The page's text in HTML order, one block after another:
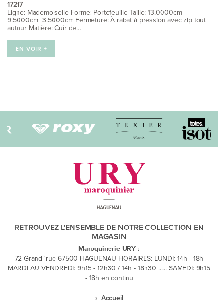
17217
Ligne: Mademoiselle Forme: Portefeuille Taille: 13.0000cm
9.5000cm 3.5000cm Fermeture: À rabat à pression avec zip tout
autour Matière: Cuir de…
EN VOIR +
des
RETROUVEZ L'ENSEMBLE DE NOTRE COLLECTION EN
MAGASIN
Maroquinerie URY :
72 Grand 'rue 67500 HAGUENAU HORAIRES: LUNDI: 14h - 18h
MARDI AU VENDREDI: 9h15 - 12h30 / 14h - 18h30 ...... SAMEDI: 9h15
- 18h en continu
Accueil